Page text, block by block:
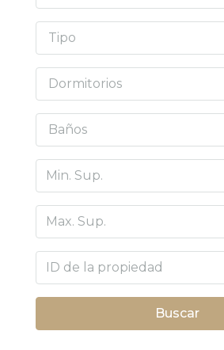
Tipo
Dormitorios
Baños
Buscar